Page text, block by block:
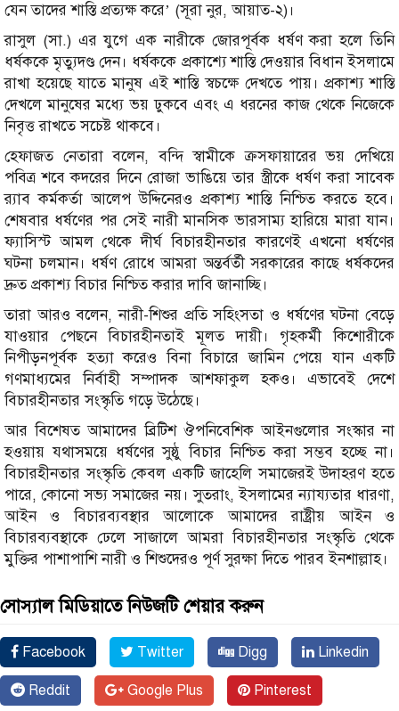
যেন তাদের শাস্তি প্রত্যক্ষ করে’ (সূরা নুর, আয়াত-২)।
রাসুল (সা.) এর যুগে এক নারীকে জোরপূর্বক ধর্ষণ করা হলে তিনি
ধর্ষককে মৃত্যুদণ্ড দেন। ধর্ষককে প্রকাশ্যে শাস্তি দেওয়ার বিধান ইসলামে
রাখা হয়েছে যাতে মানুষ এই শাস্তি স্বচক্ষে দেখতে পায়। প্রকাশ্য শাস্তি
দেখলে মানুষের মধ্যে ভয় ঢুকবে এবং এ ধরনের কাজ থেকে নিজেকে
নিবৃত্ত রাখতে সচেষ্ট থাকবে।
হেফাজত নেতারা বলেন, বন্দি স্বামীকে ক্রসফায়ারের ভয় দেখিয়ে
পবিত্র শবে কদরের দিনে রোজা ভাঙিয়ে তার স্ত্রীকে ধর্ষণ করা সাবেক
র‍্যাব কর্মকর্তা আলেপ উদ্দিনেরও প্রকাশ্য শাস্তি নিশ্চিত করতে হবে।
শেষবার ধর্ষণের পর সেই নারী মানসিক ভারসাম্য হারিয়ে মারা যান।
ফ্যাসিস্ট আমল থেকে দীর্ঘ বিচারহীনতার কারণেই এখনো ধর্ষণের
ঘটনা চলমান। ধর্ষণ রোধে আমরা অন্তর্বর্তী সরকারের কাছে ধর্ষকদের
দ্রুত প্রকাশ্য বিচার নিশ্চিত করার দাবি জানাচ্ছি।
তারা আরও বলেন, নারী-শিশুর প্রতি সহিংসতা ও ধর্ষণের ঘটনা বেড়ে
যাওয়ার পেছনে বিচারহীনতাই মূলত দায়ী। গৃহকর্মী কিশোরীকে
নিপীড়নপূর্বক হত্যা করেও বিনা বিচারে জামিন পেয়ে যান একটি
গণমাধ্যমের নির্বাহী সম্পাদক আশফাকুল হকও। এভাবেই দেশে
বিচারহীনতার সংস্কৃতি গড়ে উঠেছে।
আর বিশেষত আমাদের ব্রিটিশ ঔপনিবেশিক আইনগুলোর সংস্কার না
হওয়ায় যথাসময়ে ধর্ষণের সুষ্ঠু বিচার নিশ্চিত করা সম্ভব হচ্ছে না।
বিচারহীনতার সংস্কৃতি কেবল একটি জাহেলি সমাজেরই উদাহরণ হতে
পারে, কোনো সভ্য সমাজের নয়। সুতরাং, ইসলামের ন্যায্যতার ধারণা,
আইন ও বিচারব্যবস্থার আলোকে আমাদের রাষ্ট্রীয় আইন ও
বিচারব্যবস্থাকে ঢেলে সাজালে আমরা বিচারহীনতার সংস্কৃতি থেকে
মুক্তির পাশাপাশি নারী ও শিশুদেরও পূর্ণ সুরক্ষা দিতে পারব ইনশাল্লাহ।
সোস্যাল মিডিয়াতে নিউজটি শেয়ার করুন
Facebook Twitter Digg Linkedin
Reddit Google Plus Pinterest